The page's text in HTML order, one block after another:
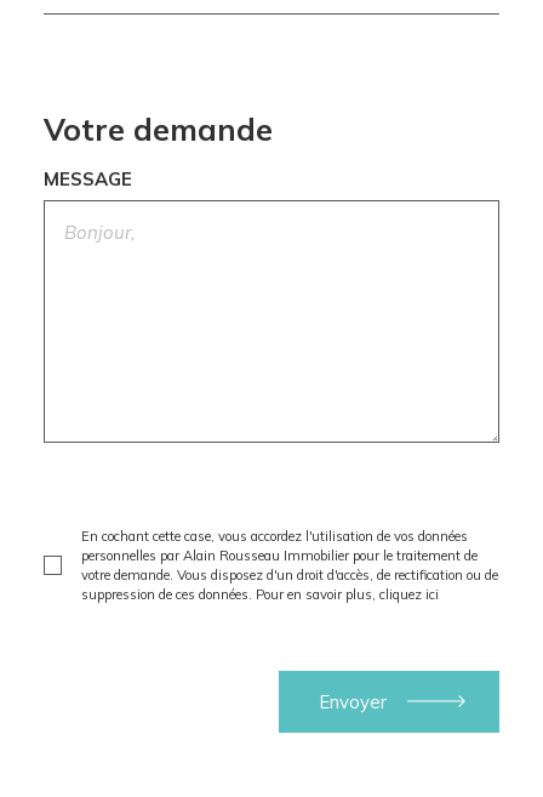
Votre demande
MESSAGE
En cochant cette case, vous accordez l'utilisation de vos données
personnelles par Alain Rousseau Immobilier pour le traitement de
votre demande. Vous disposez d'un droit d'accès, de rectification ou de
suppression de ces données. Pour en savoir plus, cliquez ici